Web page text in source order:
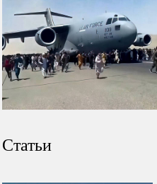
Статьи